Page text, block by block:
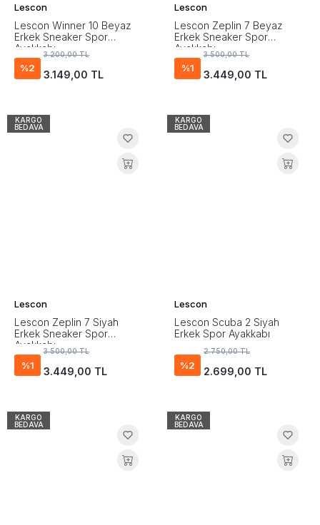
Lescon
Lescon Winner 10 Beyaz
Erkek Sneaker Spor
Ayakkabı
%2
3.200,00 TL
3.149,00 TL
Lescon
Lescon Zeplin 7 Beyaz
Erkek Sneaker Spor
Ayakkabı
%1
3.500,00 TL
3.449,00 TL
KARGO
BEDAVA
Lescon
Lescon Zeplin 7 Siyah
Erkek Sneaker Spor
Ayakkabı
%1
3.500,00 TL
3.449,00 TL
KARGO
BEDAVA
Lescon
Lescon Scuba 2 Siyah
Erkek Spor Ayakkabı
%2
2.750,00 TL
2.699,00 TL
KARGO
BEDAVA
KARGO
BEDAVA